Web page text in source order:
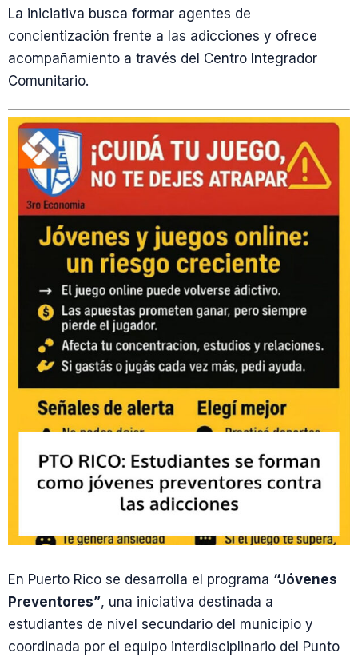
La iniciativa busca formar agentes de
concientización frente a las adicciones y ofrece
acompañamiento a través del Centro Integrador
Comunitario.
En Puerto Rico se desarrolla el programa “Jóvenes
Preventores”, una iniciativa destinada a
estudiantes de nivel secundario del municipio y
coordinada por el equipo interdisciplinario del Punto